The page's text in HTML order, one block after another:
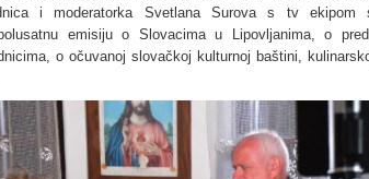
i moderatorka Svetlana Surova s tv ekipom
emisiju o Slovacima u Lipovljanima, o
o očuvanoj slovačkoj kulturnoj baštini,